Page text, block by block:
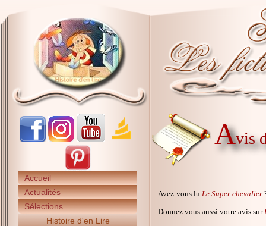
Accueil
Actualités
Sélections
Histoire d'en Lire
Avis
Avez-vous lu Le Super chevalier
Donnez vous aussi votre avis sur